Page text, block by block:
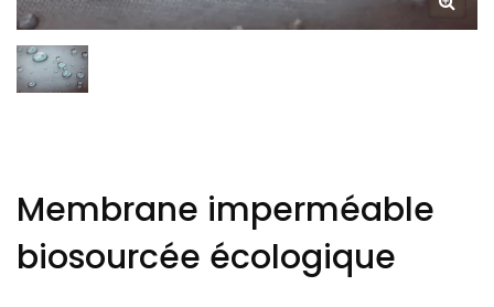
Membrane imperméable
biosourcée écologique